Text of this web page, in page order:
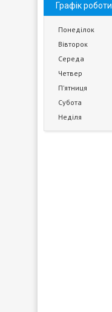
Графік роботи
Понеділок
Вівторок
Середа
Четвер
Пʼятниця
Субота
Неділя